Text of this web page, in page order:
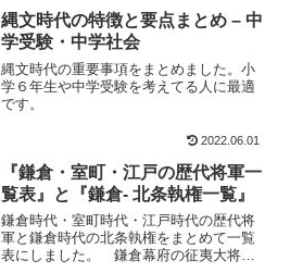
縄文時代の特徴と要点まとめ – 中
学受験・中学社会
縄文時代の重要事項をまとめました。小
学６年生や中学受験を考えてる人に最適
です。
2022.06.01
『鎌倉・室町・江戸の歴代将軍一
覧表』と『鎌倉- 北条執権一覧』
鎌倉時代・室町時代・江戸時代の歴代将
軍と鎌倉時代の北条執権をまとめて一覧
表にしました。 鎌倉幕府の征夷大将軍